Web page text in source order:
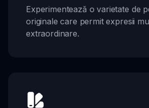
Experimentează o varietate de
originale care permit expresii
extraordinare.